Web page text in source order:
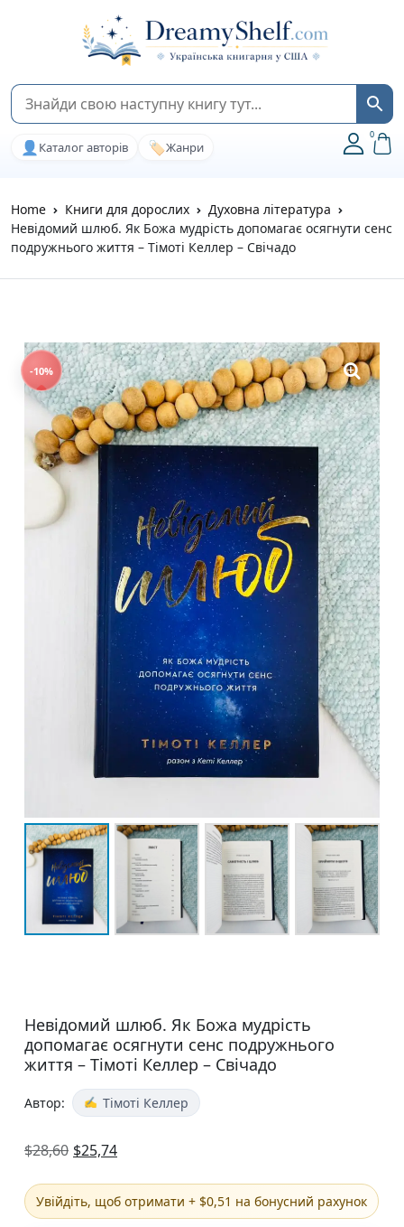
👤 Каталог авторів 🏷️Жанри
0
Home Книги для дорослих
Духовна література
Невідомий шлюб. Як Божа мудрість допомагає осягнути сенс
подружнього життя – Тімоті Келлер – Свічадо
-10%
Невідомий шлюб. Як Божа мудрість
допомагає осягнути сенс подружнього
життя – Тімоті Келлер – Свічадо
Автор: Тімоті Келлер
$28,60 $25,74
Увійдіть, щоб отримати + $0,51 на бонусний рахунок